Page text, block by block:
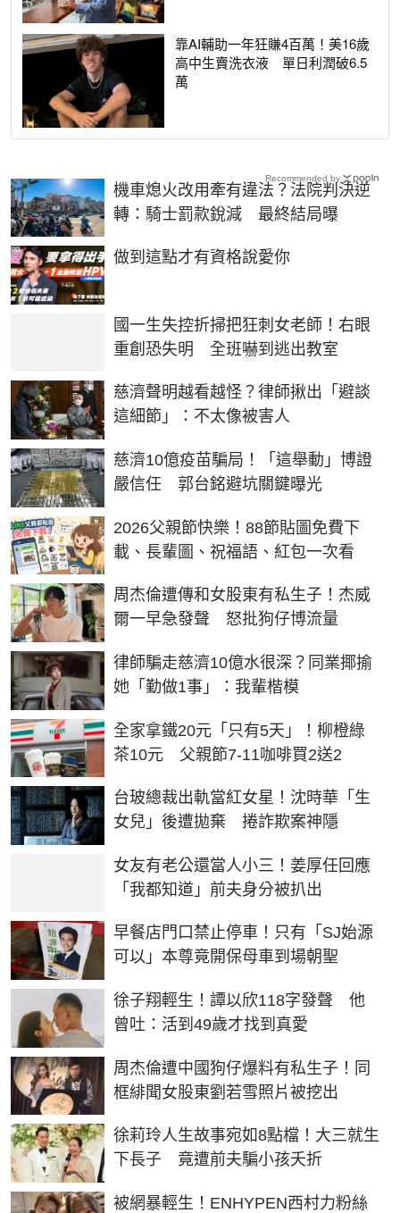
靠AI輔助一年狂賺4百萬！美16歲
高中生賣洗衣液 單日利潤破6.5
萬
機車熄火改用牽有違法？法院判決逆
轉：騎士罰款銳減 最終結局曝
做到這點才有資格說愛你
PR
國一生失控折掃把狂刺女老師！右眼
重創恐失明 全班嚇到逃出教室
慈濟聲明越看越怪？律師揪出「避談
這細節」：不太像被害人
慈濟10億疫苗騙局！「這舉動」博證
嚴信任 郭台銘避坑關鍵曝光
2026父親節快樂！88節貼圖免費下
載、長輩圖、祝福語、紅包一次看
周杰倫遭傳和女股東有私生子！杰威
爾一早急發聲 怒批狗仔博流量
律師騙走慈濟10億水很深？同業揶揄
她「勤做1事」：我輩楷模
全家拿鐵20元「只有5天」！柳橙綠
茶10元 父親節7-11咖啡買2送2
台玻總裁出軌當紅女星！沈時華「生
女兒」後遭拋棄 捲詐欺案神隱
女友有老公還當人小三！姜厚任回應
「我都知道」前夫身分被扒出
早餐店門口禁止停車！只有「SJ始源
可以」本尊竟開保母車到場朝聖
徐子翔輕生！譚以欣118字發聲 他
曾吐：活到49歲才找到真愛
周杰倫遭中國狗仔爆料有私生子！同
框緋聞女股東劉若雪照片被挖出
徐莉玲人生故事宛如8點檔！大三就生
下長子 竟遭前夫騙小孩夭折
被網暴輕生！ENHYPEN西村力粉絲
Recommended by